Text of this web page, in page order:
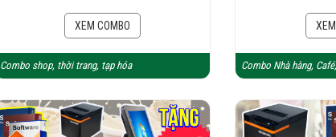
XEM COMBO
Combo shop, thời trang, tạp hóa Combo Nhà hàng,